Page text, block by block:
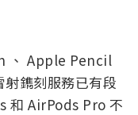
、 Apple Pencil
鐫刻服務已有段
和 AirPods Pro 不